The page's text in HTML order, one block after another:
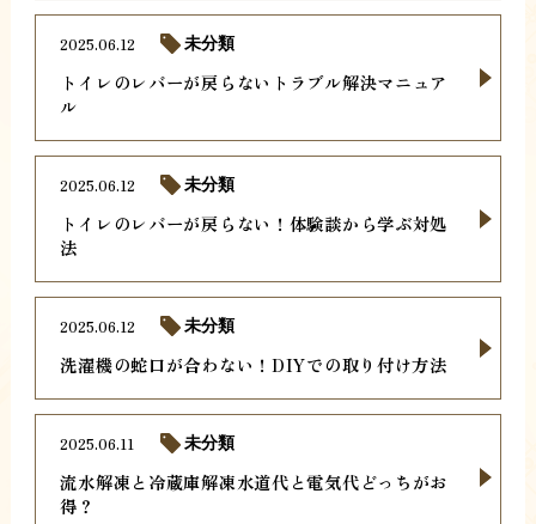
トイレのレバーが戻らないトラブル解決マニュア
ル
2025.06.12 未分類
トイレのレバーが戻らない！体験談から学ぶ対処
法
2025.06.12 未分類
洗濯機の蛇口が合わない！DIYでの取り付け方法
2025.06.12 未分類
流水解凍と冷蔵庫解凍水道代と電気代どっちがお
得？
2025.06.11 未分類